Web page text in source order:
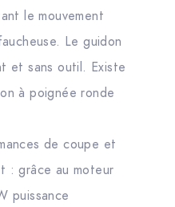
le mouvement
Le guidon
et sans outil. Existe
à poignée ronde
de coupe et
: grâce au moteur
puissance